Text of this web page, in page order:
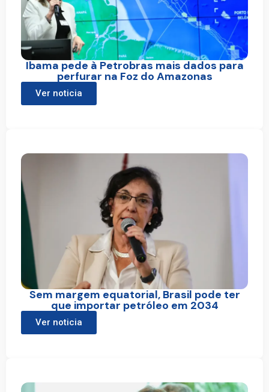
Ibama pede à Petrobras mais dados para
perfurar na Foz do Amazonas
Ver noticia
Sem margem equatorial, Brasil pode ter
que importar petróleo em 2034
Ver noticia